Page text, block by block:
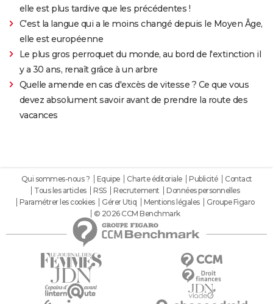
elle est plus tardive que les précédentes !
C'est la langue qui a le moins changé depuis le Moyen Âge,
elle est européenne
Le plus gros perroquet du monde, au bord de l'extinction il
y a 30 ans, renaît grâce à un arbre
Quelle amende en cas d'excès de vitesse ? Ce que vous
devez absolument savoir avant de prendre la route des
vacances
Qui sommes-nous ? Equipe Charte éditoriale Publicité
Contact
Tous les articles
RSS Recrutement
Données personnelles
Paramétrer les cookies
Gérer Utiq Mentions légales
Groupe Figaro
© 2026 CCM Benchmark